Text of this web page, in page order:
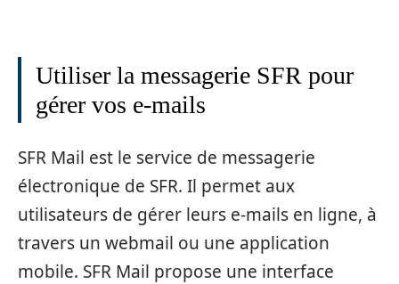
Utiliser la messagerie SFR pour
gérer vos e-mails
SFR Mail est le service de messagerie
électronique de SFR. Il permet aux
utilisateurs de gérer leurs e-mails en ligne, à
travers un webmail ou une application
mobile. SFR Mail propose une interface